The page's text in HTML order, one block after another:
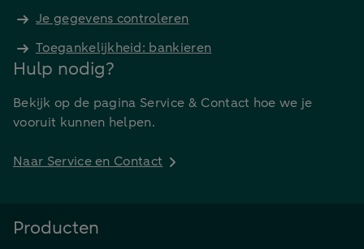
Je gegevens controleren
Toegankelijkheid: bankieren
Hulp nodig?
Bekijk op de pagina Service & Contact hoe we je
vooruit kunnen helpen.
Naar Service en Contact
Producten